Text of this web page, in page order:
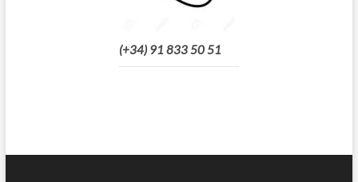
(+34) 91 833 50 51